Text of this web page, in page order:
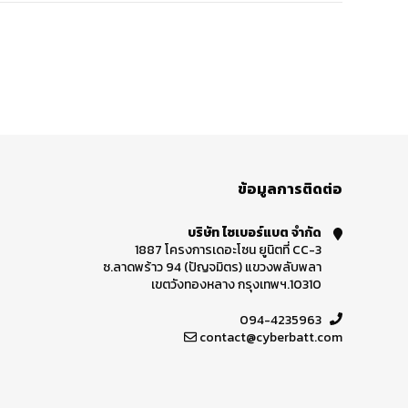
ข้อมูลการติดต่อ
บริษัท ไซเบอร์แบต จำกัด
1887 โครงการเดอะโซน ยูนิตที่ CC-3
ซ.ลาดพร้าว 94 (ปัญจมิตร) แขวงพลับพลา
เขตวังทองหลาง กรุงเทพฯ.10310
094-4235963
contact@cyberbatt.com